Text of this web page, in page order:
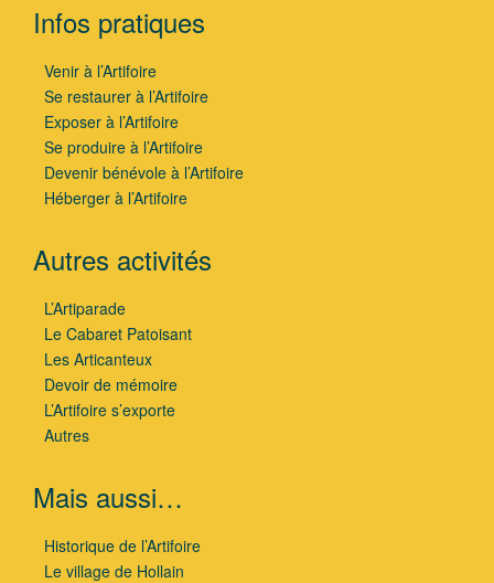
Infos pratiques
Venir à l’Artifoire
Se restaurer à l’Artifoire
Exposer à l’Artifoire
Se produire à l’Artifoire
Devenir bénévole à l’Artifoire
Héberger à l’Artifoire
Autres activités
L’Artiparade
Le Cabaret Patoisant
Les Articanteux
Devoir de mémoire
L’Artifoire s’exporte
Autres
Mais aussi…
Historique de l’Artifoire
Le village de Hollain